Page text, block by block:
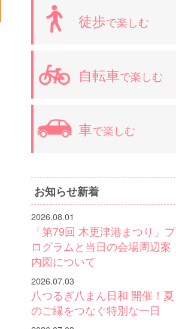
徒歩で楽しむ
自転車で楽しむ
車で楽しむ
お知らせ新着
「第79回 木更津港まつり」プ
ログラムと当日の会場周辺案
内図について
2026.08.01
八つるぎ八まん日和 開催！夏
のご縁をつなぐ特別な一日
2026.07.03